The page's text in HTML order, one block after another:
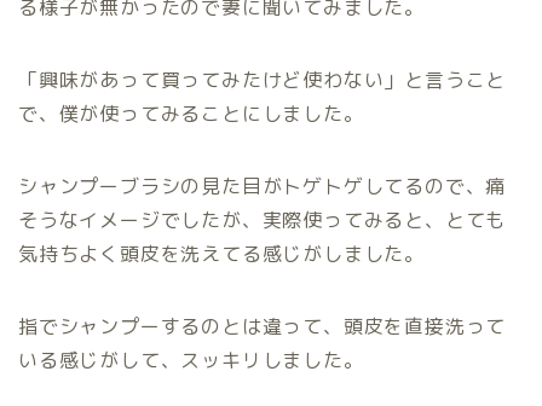
る様子が無かったので妻に聞いてみました。
「興味があって買ってみたけど使わない」と言うこと
で、僕が使ってみることにしました。
シャンプーブラシの見た目がトゲトゲしてるので、痛
そうなイメージでしたが、実際使ってみると、とても
気持ちよく頭皮を洗えてる感じがしました。
指でシャンプーするのとは違って、頭皮を直接洗って
いる感じがして、スッキリしました。